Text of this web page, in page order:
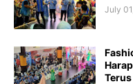
July